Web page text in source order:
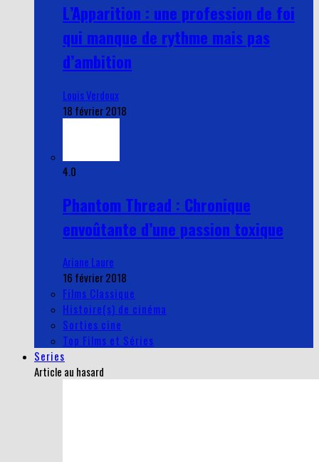
L’Apparition : une profession de foi
qui manque de rythme mais pas
d’ambition
Louis Verdoux
18 février 2018
4.0
Phantom Thread : Chronique
envoûtante d’une passion toxique
Ariane Laure
16 février 2018
Films Classique
Histoire(s) de cinéma
Sorties cine
Top Films et Séries
Series
Article au hasard